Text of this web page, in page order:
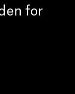
for